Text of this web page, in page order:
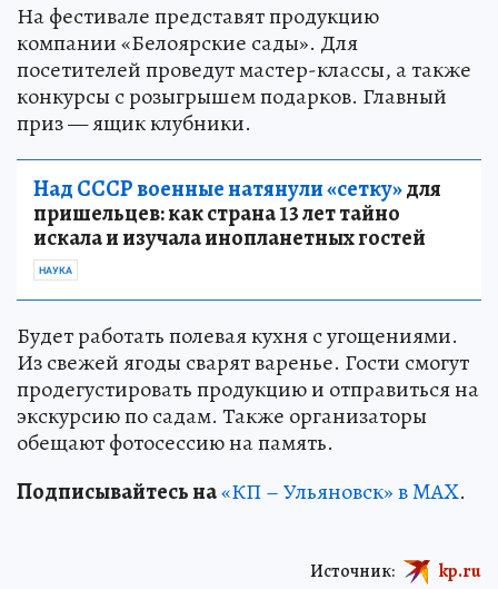
На фестивале представят продукцию
компании «Белоярские сады». Для
посетителей проведут мастер-классы, а также
конкурсы с розыгрышем подарков. Главный
приз — ящик клубники.
Над СССР военные натянули «сетку»для
пришельцев: как страна 13 лет тайно
искала и изучала инопланетных гостей
НАУКА
Будет работать полевая кухня с угощениями.
Из свежей ягоды сварят варенье. Гости смогут
продегустировать продукцию и отправиться на
экскурсию по садам. Также организаторы
обещают фотосессию на память.
Подписывайтесь на«КП – Ульяновск» в MAX.
Источник: kp.ru